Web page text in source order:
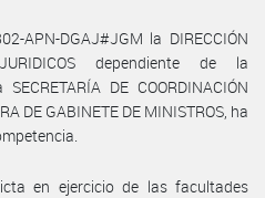
APN-DGAJ#JGM la DIRECCIÓN
dependiente de la
DE COORDINACIÓN
DE GABINETE DE MINISTROS, ha
en ejercicio de las facultades